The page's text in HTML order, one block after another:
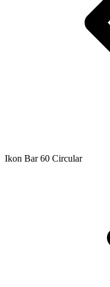
Ikon Bar 60 Circular